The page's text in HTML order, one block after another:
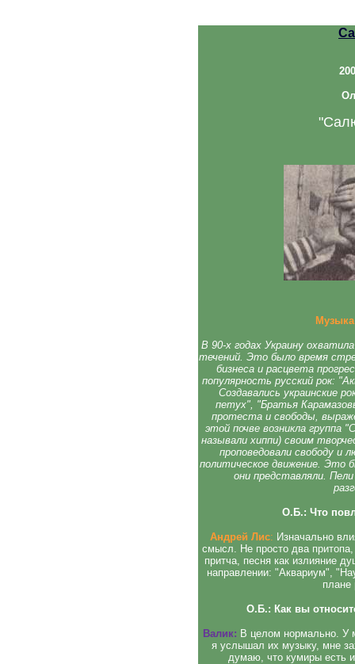
В 90-х годах Украину
течений. Это было время
бизнеса и расцвета
популярность русский рок:
Создавались украинские
петух", "Братья
протеста и свободы,
этой почве возникла
называли хиппи) своим
проповедовали свободу и
политическое движение. Это
они представляли.
О.Б.: Что
Андрей Лис: Изначально
смысл. Не просто два притопа,
притча, песня как излияние
направлении: "Аквариум",
плане
О.Б.: Как вы
Валик: В целом нормально. У
я услышал их музыку, мне
думаю, что кумиры есть